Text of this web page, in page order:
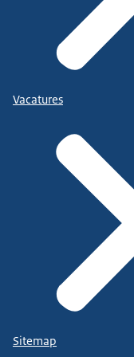
Vacatures
Sitemap